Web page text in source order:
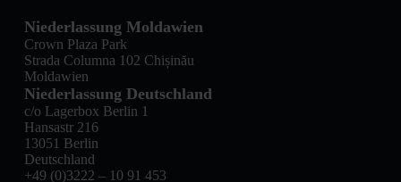
Niederlassung Moldawien
Crown Plaza Park
Strada Columna 102 Chișinău
Moldawien
Niederlassung Deutschland
c/o Lagerbox Berlin 1
Hansastr 216
13051 Berlin
Deutschland
+49 (0)3222 – 10 91 453